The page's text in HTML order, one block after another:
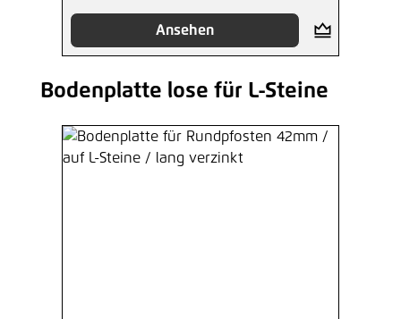
Ansehen
Produktgalerie überspringen
Bodenplatte lose für L-Steine